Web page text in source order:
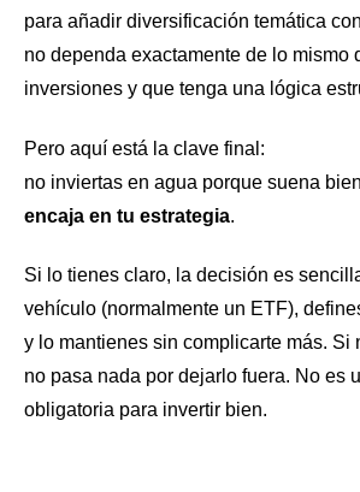
para añadir diversificación temática
no dependa exactamente de lo mismo
inversiones y que tenga una lógica
Pero aquí está la clave final:
no inviertas en agua porque suena
encaja en tu estrategia.
Si lo tienes claro, la decisión es
vehículo (normalmente un ETF),
y lo mantienes sin complicarte más. Si
no pasa nada por dejarlo fuera. No es
obligatoria para invertir bien.